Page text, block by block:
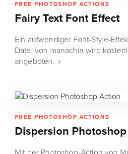
FREE PHOTOSHOP ACTIONS
Fairy Text Font Effect
Ein aufwendiger Font-Style-
Datei von manachin wird
angeboten.
FREE PHOTOSHOP ACTIONS
Dispersion